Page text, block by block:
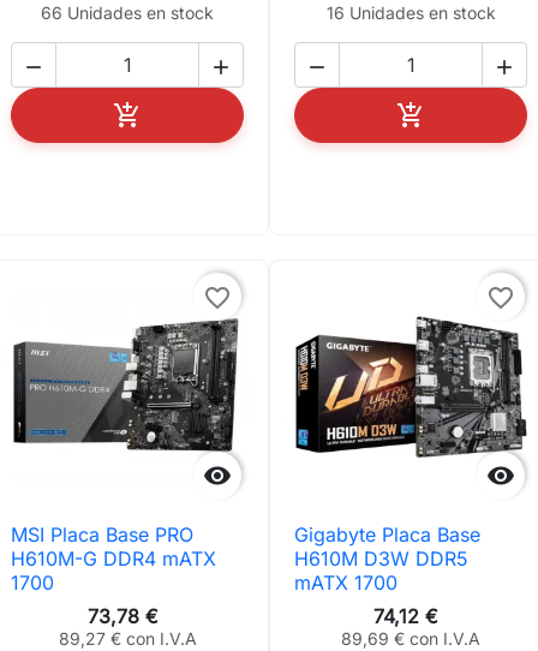
66 Unidades en stock
 
 AÑADIR AL CARRITO
16 Unidades en stock
 
 AÑADIR AL

favorite_border
MSI Placa Base PRO
H610M-G DDR4 mATX
1700
73,78 €
89,27 € con I.V.A

favorite_border
Gigabyte Placa Base
H610M D3W DDR5
mATX 1700
74,12 €
89,69 € con I.V.A